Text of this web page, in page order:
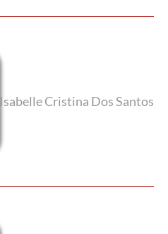
Isabelle Cristina Dos Santos